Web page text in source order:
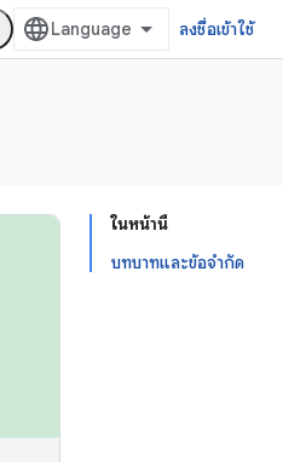
ลงชื่อเข้าใช้
ในหน้านี้
บทบาทและข้อจำกัด